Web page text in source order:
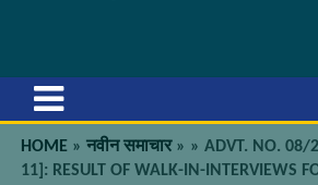
HOME »नवीन समाचार» »ADVT. NO. 08/
11]: RESULT OF WALK-IN-INTERVIEWS